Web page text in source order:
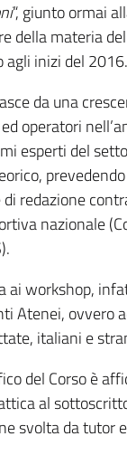
“, giunto ormai
della materia
inizi del 2016.
da una
operatori
esperti del
redazione
nazionale
ai workshop,
Atenei, ovvero
italiani e
del Corso è
al
svolta da tutor